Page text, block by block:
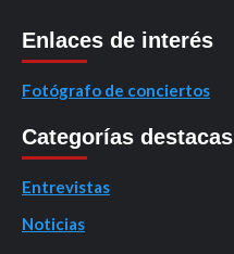
Enlaces de interés
Fotógrafo de conciertos
Categorías destacas
Entrevistas
Noticias